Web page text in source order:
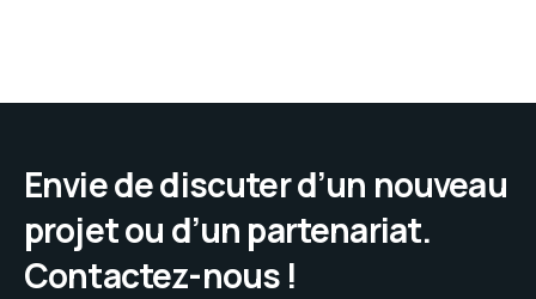
Envie de discuter d’un nouveau
projet ou d’un partenariat.
Contactez-nous !